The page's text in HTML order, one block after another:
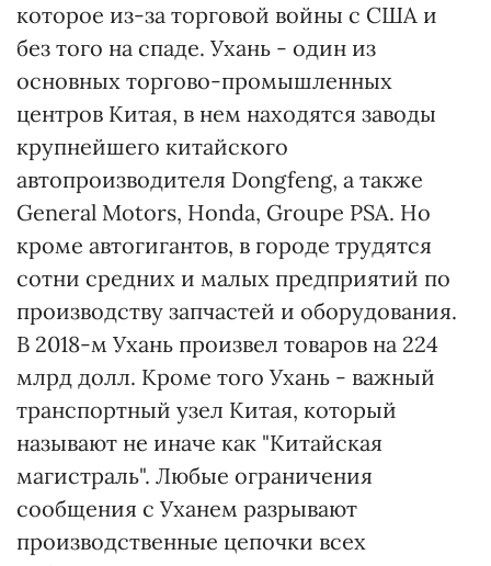
которое из-за торговой войны с США и
без того на спаде. Ухань - один из
основных торгово-промышленных
центров Китая, в нем находятся заводы
крупнейшего китайского
автопроизводителя Dongfeng, а также
General Motors, Honda, Groupe PSA. Но
кроме автогигантов, в городе трудятся
сотни средних и малых предприятий по
производству запчастей и оборудования.
В 2018-м Ухань произвел товаров на 224
млрд долл. Кроме того Ухань - важный
транспортный узел Китая, который
называют не иначе как "Китайская
магистраль". Любые ограничения
сообщения с Уханем разрывают
производственные цепочки всех